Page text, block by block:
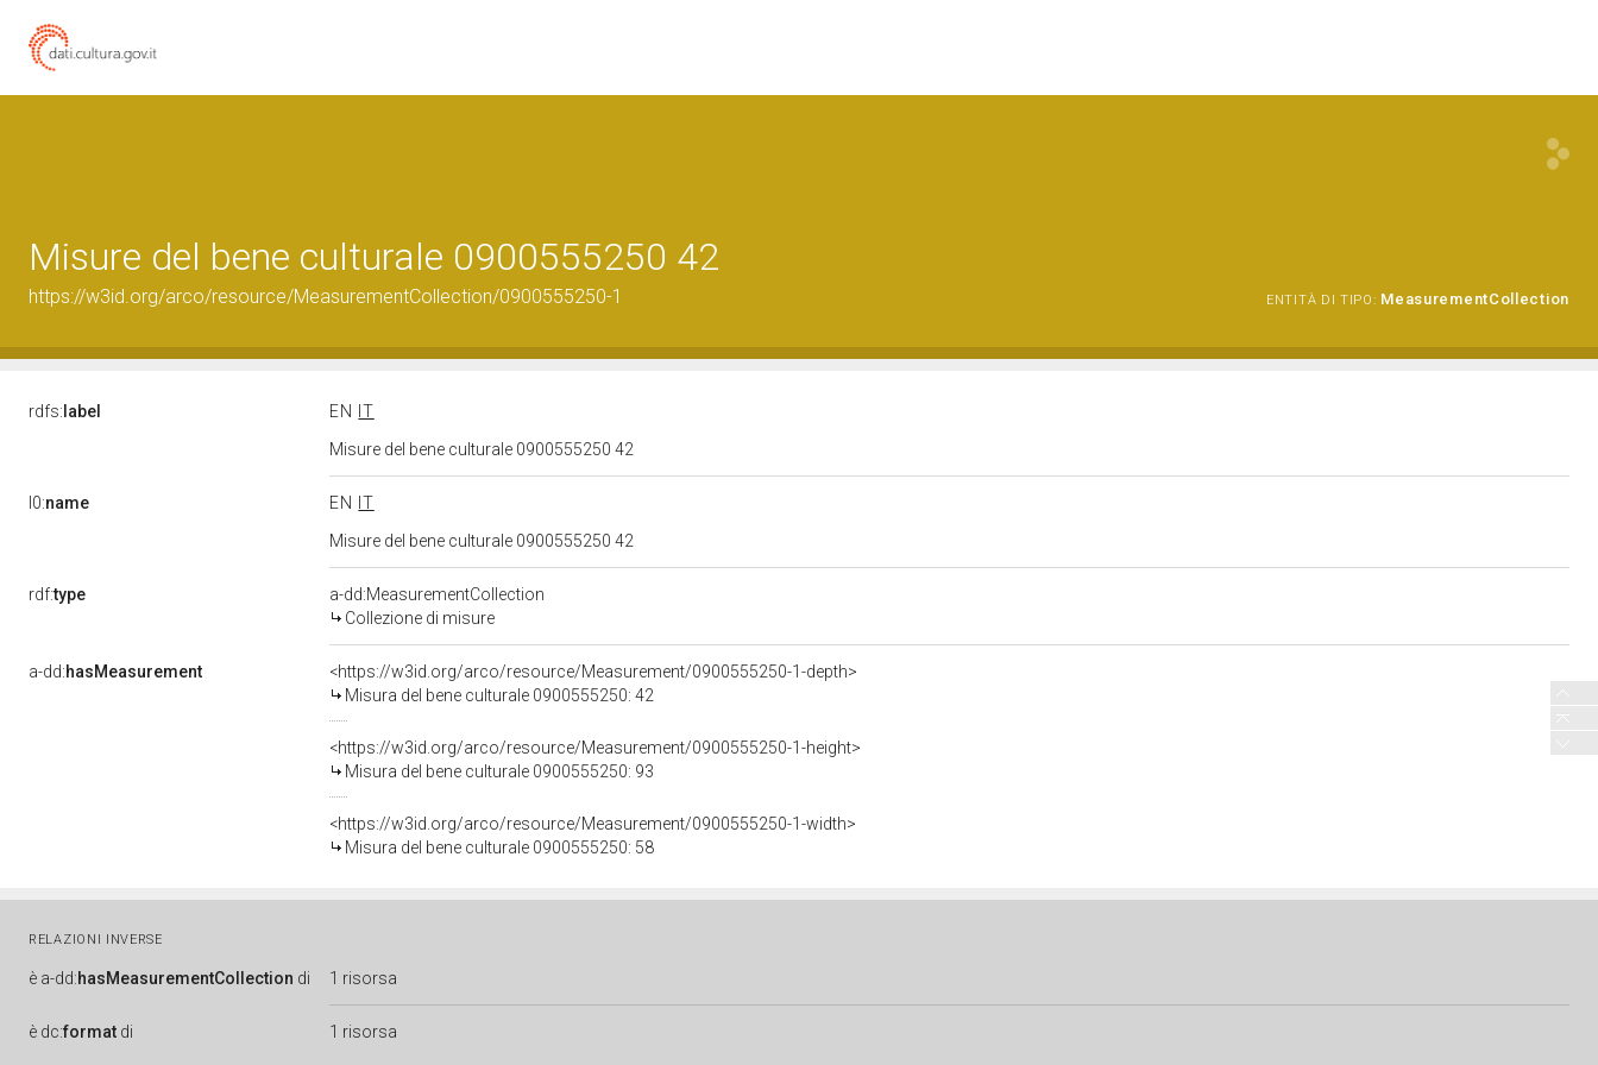
Misure del bene culturale 0900555250 42
https://w3id.org/arco/resource/MeasurementCollection/0900555250-1 ENTITÀ DI TIPO: MeasurementCollection
rdfs: label EN
IT
Misure del bene culturale 0900555250 42
l0:name EN
IT
Misure del bene culturale 0900555250 42
rdf:type
a-dd:MeasurementCollection
Collezione di misure
a-dd:hasMeasurement
<https://w3id.org/arco/resource/Measurement/0900555250-1-depth>
Misura del bene culturale 0900555250: 42
<https://w3id.org/arco/resource/Measurement/0900555250-1-height>
Misura del bene culturale 0900555250: 93
<https://w3id.org/arco/resource/Measurement/0900555250-1-width>
Misura del bene culturale 0900555250: 58
RELAZIONI INVERSE
è a-dd:hasMeasurementCollection di 1 risorsa
è dc:format di 1 risorsa